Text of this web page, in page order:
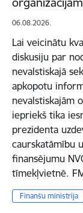
06.08.2026.
Lai veicinātu
diskusiju par
nevalstiskajā
apkopotu
nevalstiskajām
iepriekš tika
prezidenta
caurskatāmību
finansējumu
tīmekļvietnē.
Finanšu ministrija